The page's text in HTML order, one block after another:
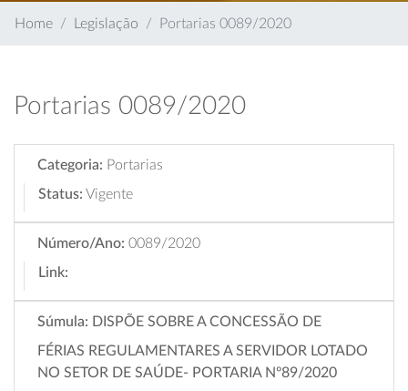
Home Legislação Portarias 0089/2020
Portarias 0089/2020
Categoria: Portarias
Status: Vigente
Número/Ano: 0089/2020
Link:
Súmula: DISPÕE SOBRE A CONCESSÃO DE
FÉRIAS REGULAMENTARES A SERVIDOR LOTADO
NO SETOR DE SAÚDE- PORTARIA Nº89/2020